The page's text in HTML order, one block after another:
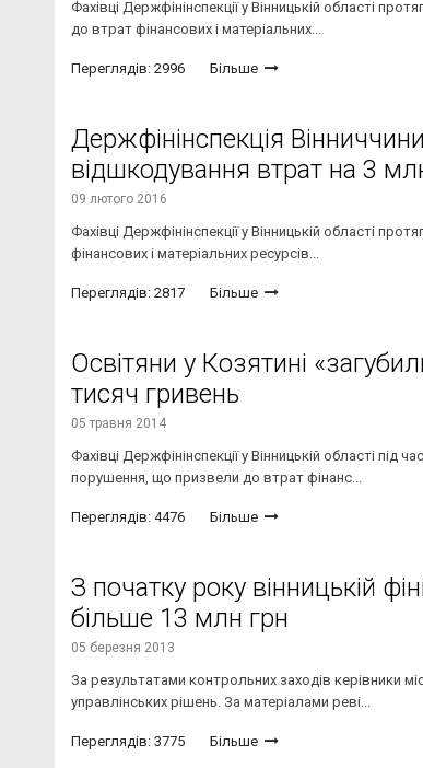
Фахівці Держфінінспекції у Вінницькій області
до втрат фінансових і матеріальних...
Переглядів: 2996 Більше
Держфінінспекція
відшкодування втрат на 3
09 лютого 2016
Фахівці Держфінінспекції у Вінницькій області
фінансових і матеріальних ресурсів...
Переглядів: 2817 Більше
Освітяни у Козятині
тисяч гривень
05 травня 2014
Фахівці Держфінінспекції у Вінницькій області під
порушення, що призвели до втрат фінанс...
Переглядів: 4476 Більше
З початку року вінницькій
більше 13 млн грн
05 березня 2013
За результатами контрольних заходів керівники
управлінських рішень. За матеріалами реві...
Переглядів: 3775 Більше